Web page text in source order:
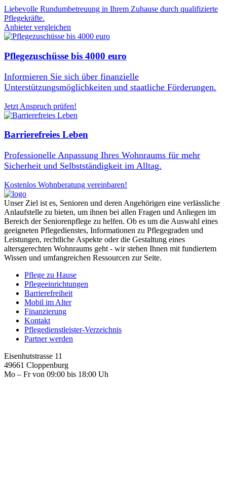
Liebevolle Rundumbetreuung in Ihrem Zuhause durch qualifizierte
Pflegekräfte.
Anbieter vergleichen
Pflegezuschüsse bis 4000 euro
Informieren Sie sich über finanzielle
Unterstützungsmöglichkeiten und staatliche Förderungen.
Jetzt Anspruch prüfen!
Barrierefreies Leben
Professionelle Anpassung Ihres Wohnraums für mehr
Sicherheit und Selbstständigkeit im Alltag.
Kostenlos Wohnberatung vereinbaren!
Unser Ziel ist es, Senioren und deren Angehörigen eine verlässliche
Anlaufstelle zu bieten, um ihnen bei allen Fragen und Anliegen im
Bereich der Seniorenpflege zu helfen. Ob es um die Auswahl eines
geeigneten Pflegedienstes, Informationen zu Pflegegraden und
Leistungen, rechtliche Aspekte oder die Gestaltung eines
altersgerechten Wohnraums geht - wir stehen Ihnen mit fundiertem
Wissen und umfangreichen Ressourcen zur Seite.
Pflege zu Hause
Pflegeeinrichtungen
Barrierefreiheit
Mobil im Alter
Finanzierung
Kontakt
Pflegedienstleister-Verzeichnis
Partner werden
Eisenhutstrasse 11
49661 Cloppenburg
Mo – Fr von 09:00 bis 18:00 Uh